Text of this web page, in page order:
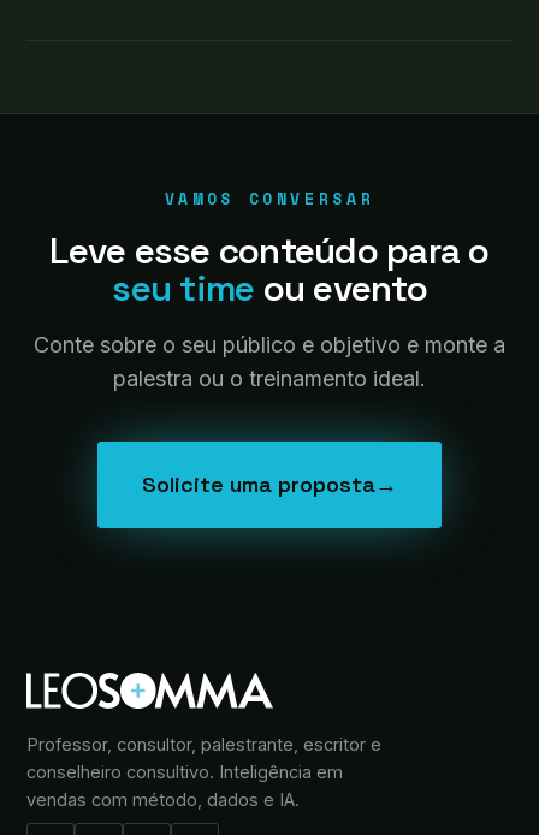
VAMOS CONVERSAR
Leve esse conteúdo para o
seu time ou evento
Conte sobre o seu público e objetivo e monte a
palestra ou o treinamento ideal.
Solicite uma proposta→
Professor, consultor, palestrante, escritor e
conselheiro consultivo. Inteligência em
vendas com método, dados e IA.